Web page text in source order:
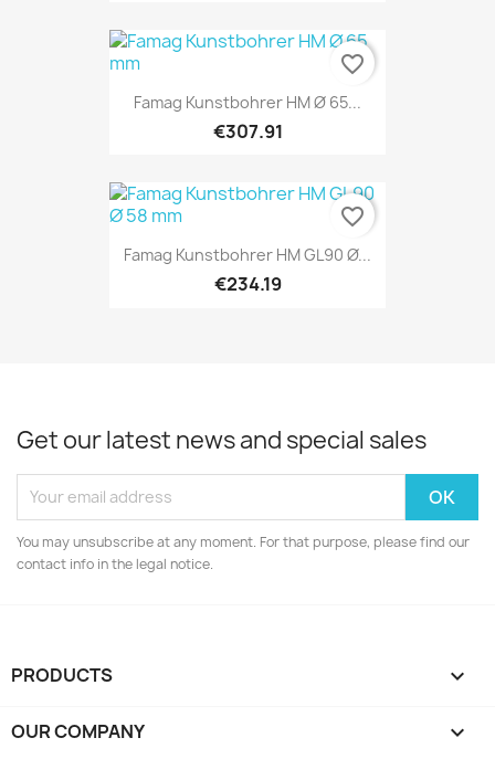
Famag Kunstbohrer HM Ø 65...
€307.91
favorite_border
Famag Kunstbohrer HM GL90 Ø...
€234.19
favorite_border
Get our latest news and special sales
You may unsubscribe at any moment. For that purpose, please find our
contact info in the legal notice.
PRODUCTS 
OUR COMPANY 